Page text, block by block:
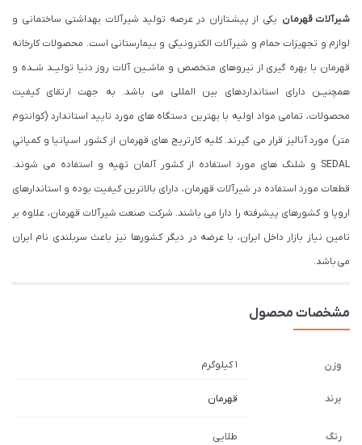
شیرآلات قهرمان یکی از پیشـتازان در عرصه تولید شیرآلات بهداشتی ساختمانی و
لوازم و تجهیزات حمام و شیرآلات الکترونیکی و بیمارستانی است. محصولات کارخانه
قهرمان با بهره گیری از نیروهای متخصص و ماشــین آلات روز دنیا تولیــد شــده و
همچنیــن دارای استانداردهای بین المللی می باشد. به جهت ارتقای کیفیت
محصولات، تمامی مواد اولیه با بهترین دستگاه های مورد تایید استاندارد (كوانتوم
متر) مورد آنالیز قرار می گیرند. كليه كارتريج های قهرمان از كشور اسپانيا و كمپاني
SEDAL و شلنگ های مورد استفاده از کشور آلمان تهیه و استفاده می شوند.
قطعات مورد استفاده در شیرآلات قهرمان، دارای بالاترین کیفیت بوده و استاندارهای
اروپا و کشورهای پیشرفته را دارا می باشند. شرکت صنعت شیرآلات قهرمان، علاوه بر
تامین نیاز بازار داخل ایران، با عرضه در دیگر کشورها نیز باعث سربلندی نام ایران
می باشد.
مشخصات محصول
وزن 1 کیلوگرم
برند قهرمان
رنگ طلایی